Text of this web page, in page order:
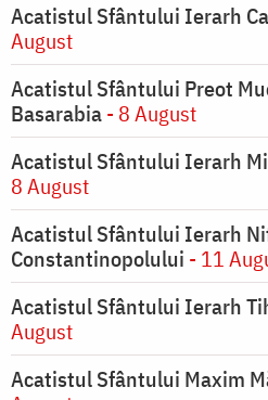
Acatistul Sfântului Ierarh
August
Acatistul Sfântului Preot
Basarabia- 8 August
Acatistul Sfântului Ierarh
8 August
Acatistul Sfântului Ierarh
Constantinopolului - 11
Acatistul Sfântului Ierarh
August
Acatistul Sfântului Maxim